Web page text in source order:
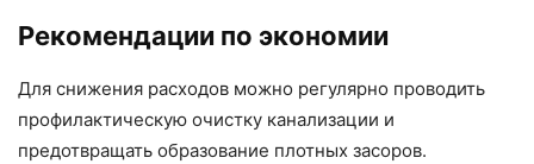
Рекомендации по экономии
Для снижения расходов можно регулярно проводить
профилактическую очистку канализации и
предотвращать образование плотных засоров.